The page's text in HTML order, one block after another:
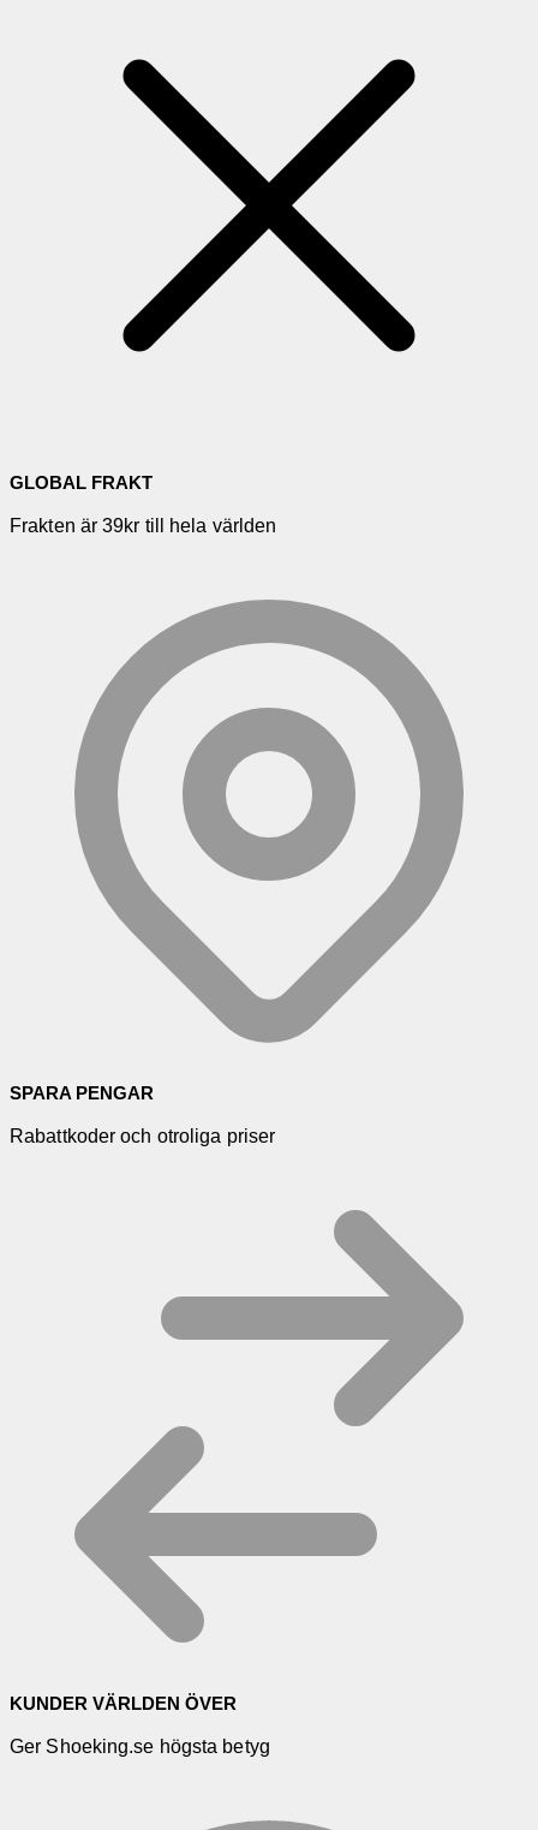
GLOBAL FRAKT
Frakten är 39kr till hela världen
SPARA PENGAR
Rabattkoder och otroliga priser
KUNDER VÄRLDEN ÖVER
Ger Shoeking.se högsta betyg